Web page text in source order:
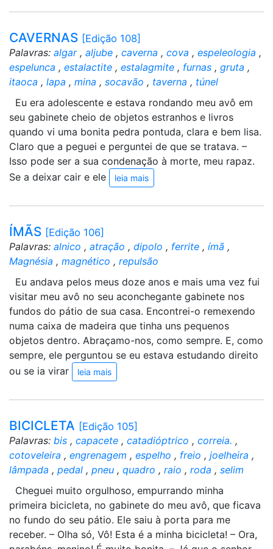
CAVERNAS [Edição 108]
Palavras: algar, aljube , caverna , cova , espeleologia ,
espelunca , estalactite , estalagmite , furnas , gruta ,
itaoca , lapa , mina , socavão , taverna , túnel
Eu era adolescente e estava rondando meu avô em
seu gabinete cheio de objetos estranhos e livros
quando vi uma bonita pedra pontuda, clara e bem lisa.
Claro que a peguei e perguntei de que se tratava. –
Isso pode ser a sua condenação à morte, meu rapaz.
Se a deixar cair e ele
leia mais
ÍMÃS [Edição 106]
Palavras: alnico , atração , dipolo , ferrite , ímã ,
Magnésia , magnético , repulsão
Eu andava pelos meus doze anos e mais uma vez fui
visitar meu avô no seu aconchegante gabinete nos
fundos do pátio de sua casa. Encontrei-o remexendo
numa caixa de madeira que tinha uns pequenos
objetos dentro. Abraçamo-nos, como sempre. E, como
sempre, ele perguntou se eu estava estudando direito
ou se ia virar
leia mais
BICICLETA [Edição 105]
Palavras: bis , capacete , catadióptrico , correia. ,
cotoveleira , engrenagem , espelho , freio , joelheira ,
lâmpada , pedal , pneu , quadro , raio , roda , selim
Cheguei muito orgulhoso, empurrando minha
primeira bicicleta, no gabinete do meu avô, que ficava
no fundo do seu pátio. Ele saiu à porta para me
receber. – Olha só, Vô! Esta é a minha bicicleta! – Ora,